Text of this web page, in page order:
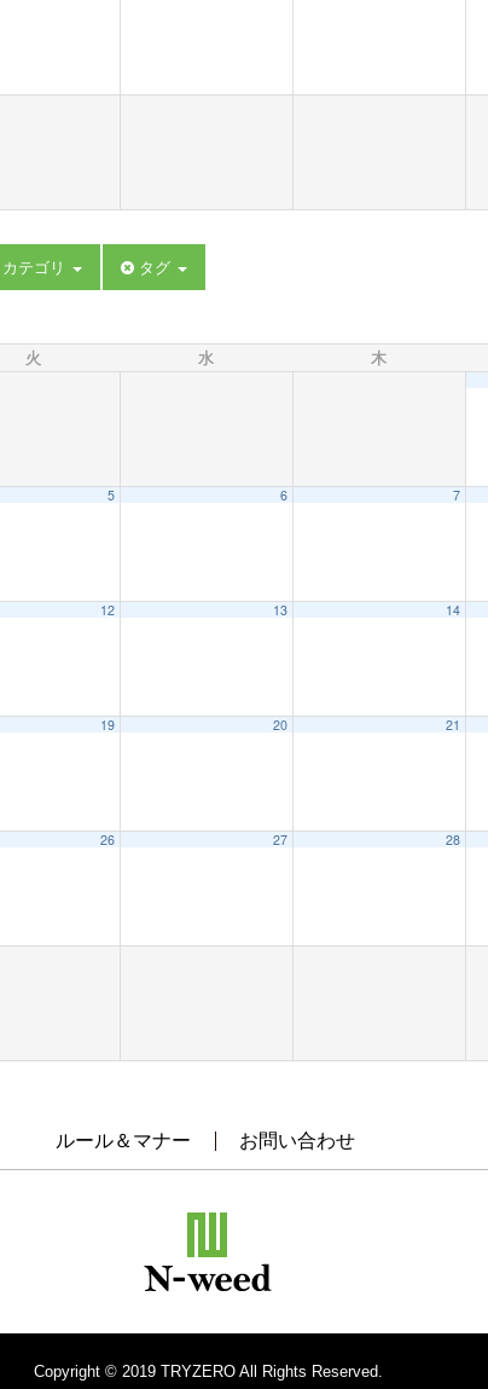
カテゴリ タグ
火 水 木
5 6 7
12 13 14
19 20 21
26 27 28
ルール＆マナー お問い合わせ
Copyright © 2019 TRYZERO All Rights Reserved.